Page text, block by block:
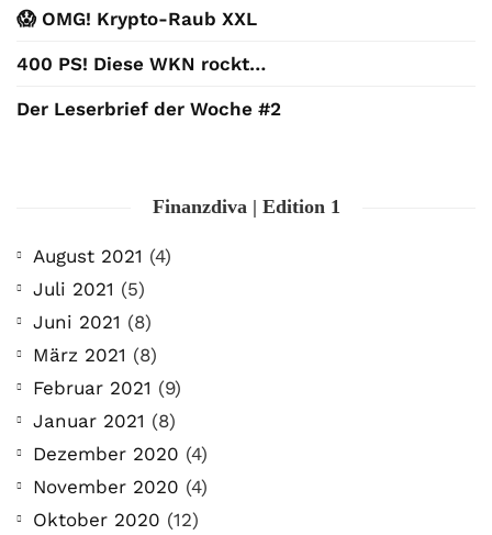
😱 OMG! Krypto-Raub XXL
400 PS! Diese WKN rockt…
Der Leserbrief der Woche #2
Finanzdiva | Edition 1
August 2021 (4)
Juli 2021 (5)
Juni 2021 (8)
März 2021 (8)
Februar 2021 (9)
Januar 2021 (8)
Dezember 2020 (4)
November 2020 (4)
Oktober 2020 (12)